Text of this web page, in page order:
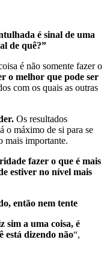
é sinal de uma
de quê?”
é não somente fazer o
o melhor que pode ser
com os quais as outras
Os resultados
o máximo de si para se
mais importante.
fazer o que é mais
estiver no nível mais
então nem tente
sim a uma coisa, é
está dizendo não“,